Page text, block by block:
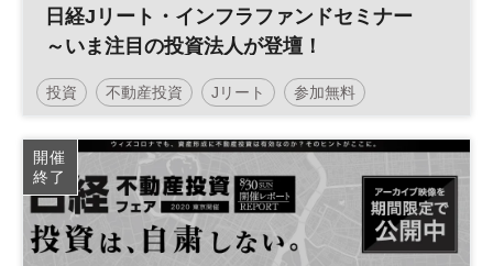
日経Jリート・インフラファンドセミナー
～いま注目の投資法人が登壇！
投資 不動産投資 Jリート 参加無料
インフラファンド
平日夜開催
開催
終了